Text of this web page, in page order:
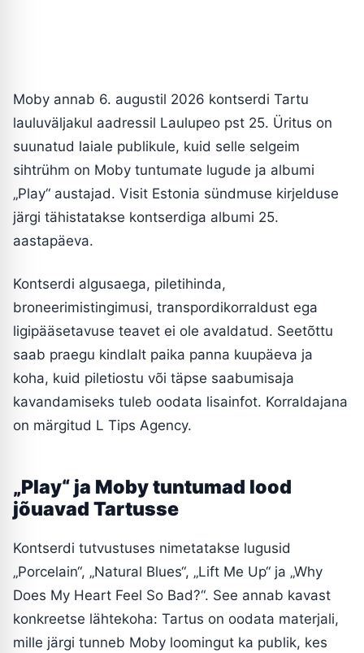
Moby annab 6. augustil 2026 kontserdi Tartu
lauluväljakul aadressil Laulupeo pst 25. Üritus on
suunatud laiale publikule, kuid selle selgeim
sihtrühm on Moby tuntumate lugude ja albumi
„Play“ austajad. Visit Estonia sündmuse kirjelduse
järgi tähistatakse kontserdiga albumi 25.
aastapäeva.
Kontserdi algusaega, piletihinda,
broneerimistingimusi, transpordikorraldust ega
ligipääsetavuse teavet ei ole avaldatud. Seetõttu
saab praegu kindlalt paika panna kuupäeva ja
koha, kuid piletiostu või täpse saabumisaja
kavandamiseks tuleb oodata lisainfot. Korraldajana
on märgitud L Tips Agency.
„Play“ ja Moby tuntumad lood
jõuavad Tartusse
Kontserdi tutvustuses nimetatakse lugusid
„Porcelain“, „Natural Blues“, „Lift Me Up“ ja „Why
Does My Heart Feel So Bad?“. See annab kavast
konkreetse lähtekoha: Tartus on oodata materjali,
mille järgi tunneb Moby loomingut ka publik, kes